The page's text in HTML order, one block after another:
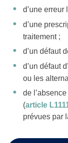
d’une erreur
d’une
traitement ;
d’un défaut
d’un défaut
ou les
de
(article
prévues par